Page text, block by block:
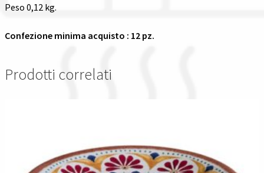
Peso 0,12 kg.
Confezione minima acquisto : 12 pz.
Prodotti correlati